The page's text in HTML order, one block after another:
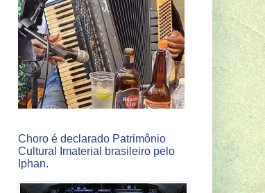
Choro é declarado Patrimônio
Cultural Imaterial brasileiro pelo
Iphan.